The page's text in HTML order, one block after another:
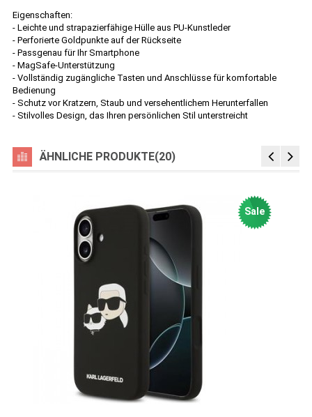
Eigenschaften:
- Leichte und strapazierfähige Hülle aus PU-Kunstleder
- Perforierte Goldpunkte auf der Rückseite
- Passgenau für Ihr Smartphone
- MagSafe-Unterstützung
- Vollständig zugängliche Tasten und Anschlüsse für komfortable
Bedienung
- Schutz vor Kratzern, Staub und versehentlichem Herunterfallen
- Stilvolles Design, das Ihren persönlichen Stil unterstreicht
ÄHNLICHE PRODUKTE(20)
Sale